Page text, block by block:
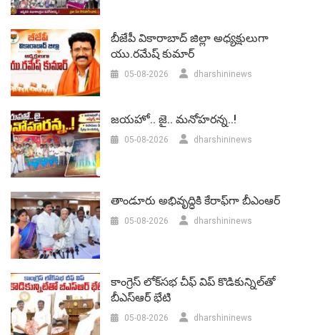
బీజేపీ వికారాబాద్‌ జిల్లా అధ్యక్షులుగా
యు.రమేష్‌ కుమార్
05-08-2026 dharshininews
జయహో.. జై.. మనోహరన్న..!
05-08-2026 dharshininews
తాండూరు అభివృద్ధికి కేరాఫ్‌గా బీఎంఆర్‌
05-08-2026 dharshininews
కాంగ్రెస్ లోక్‌సభ చీఫ్ విప్ కొడికున్నిల్‌తో
బీఎస్‌ఆర్‌ భేటి
05-08-2026 dharshininews